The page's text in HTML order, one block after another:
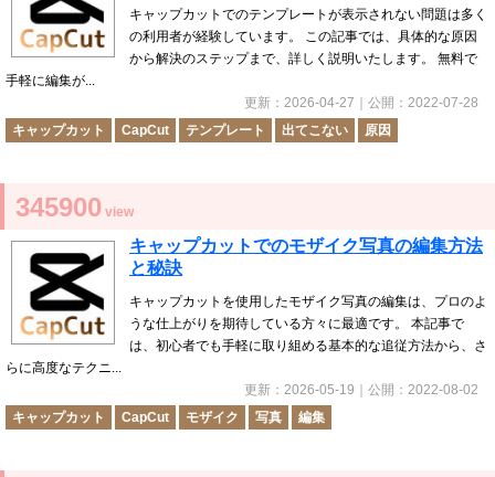
キャップカットでのテンプレートが表示されない問題は多く
の利用者が経験しています。 この記事では、具体的な原因
から解決のステップまで、詳しく説明いたします。 無料で
手軽に編集が...
更新： 2026-04-27 ｜公開： 2022-07-28
キャップカット
CapCut テンプレート 出てこない 原因
345900 view
キャップカットでのモザイク写真の編集方法
と秘訣
キャップカットを使用したモザイク写真の編集は、プロのよ
うな仕上がりを期待している方々に最適です。 本記事で
は、初心者でも手軽に取り組める基本的な追従方法から、さ
らに高度なテクニ...
更新： 2026-05-19 ｜公開： 2022-08-02
キャップカット
CapCut モザイク 写真 編集